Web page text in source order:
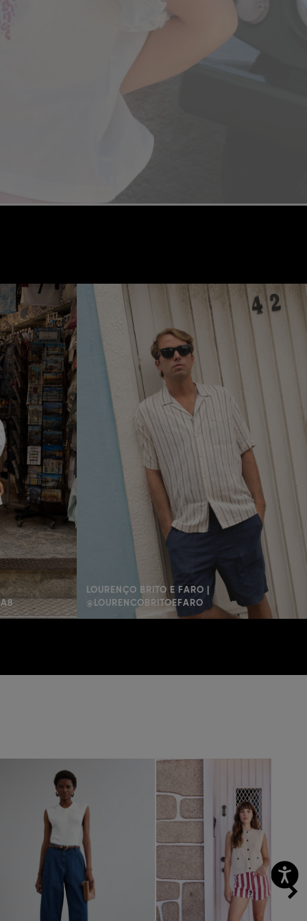
LOURENÇO BRITO E FARO |
@LOURENCOBRITOEFARO
Next Previous